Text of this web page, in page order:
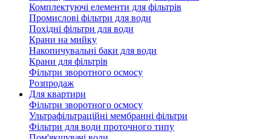
Комплектуючі елементи для фільтрів
Промислові фільтри для води
Похідні фільтри для води
Крани на мийку
Накопичувальні баки для води
Крани для фільтрів
Фільтри зворотного осмосу
Розпродаж
Для квартири
Фільтри зворотного осмосу
Ультрафільтраційні мембранні фільтри
Фільтри для води проточного типу